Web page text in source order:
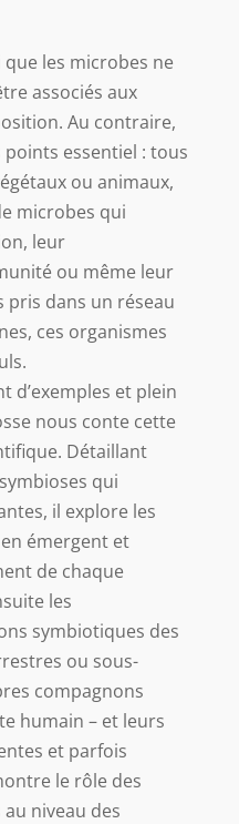
les microbes ne
associés aux
Au contraire,
essentiel : tous
ou animaux,
microbes qui
leur
ou même leur
dans un réseau
ces organismes
d’exemples et plein
nous conte cette
Détaillant
qui
il explore les
émergent et
de chaque
les
symbiotiques des
ou sous-
compagnons
humain – et leurs
et parfois
le rôle des
niveau des